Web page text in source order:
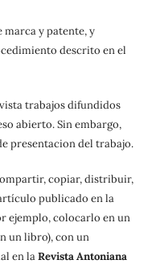
marca y patente, y
descrito en el
trabajos difundidos
abierto. Sin embargo,
presentacion del trabajo.
copiar, distribuir,
publicado en la
ejemplo, colocarlo en un
un libro), con un
en laRevista Antoniana